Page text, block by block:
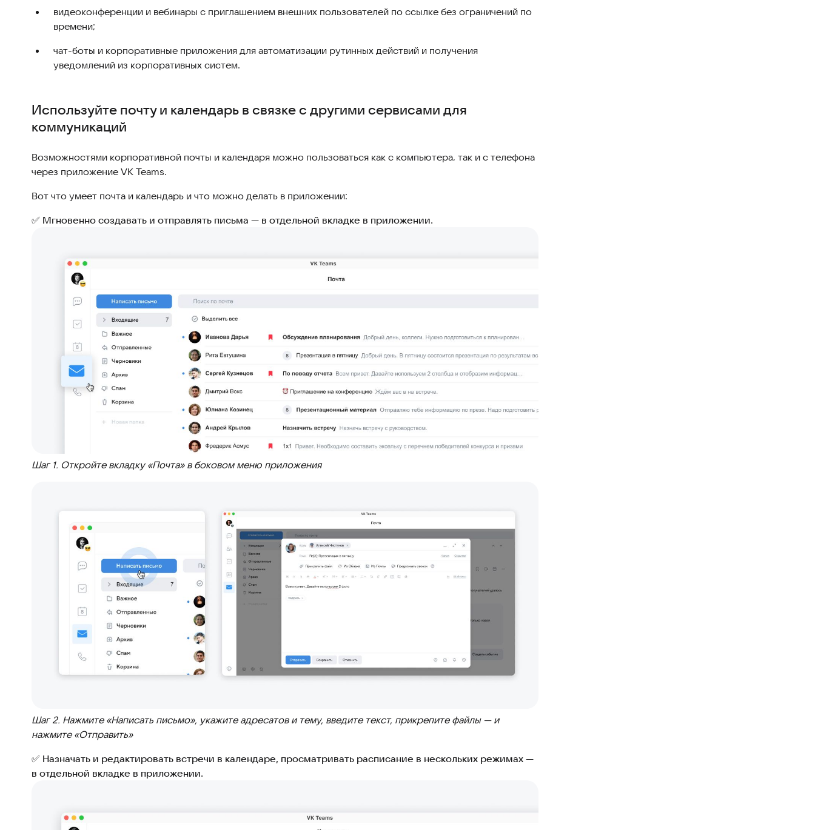
видеоконференции и вебинары с приглашением внешних пользователей по ссылке без ограничений по
времени;
чат-боты и корпоративные приложения для автоматизации рутинных действий и получения
уведомлений из корпоративных систем.
Используйте почту и календарь в связке с другими сервисами для
коммуникаций
Возможностями корпоративной почты и календаря можно пользоваться как с компьютера, так и с телефона
через приложение VK Teams.
Вот что умеет почта и календарь и что можно делать в приложении:
✅ Мгновенно создавать и отправлять письма — в отдельной вкладке в приложении.
Шаг 1. Откройте вкладку «Почта» в боковом меню приложения
Шаг 2. Нажмите «Написать письмо», укажите адресатов и тему, введите текст, прикрепите файлы — и
нажмите «Отправить»
✅ Назначать и редактировать встречи в календаре, просматривать расписание в нескольких режимах —
в отдельной вкладке в приложении.